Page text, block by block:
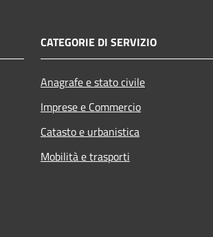
CATEGORIE DI SERVIZIO
Anagrafe e stato civile
Imprese e Commercio
Catasto e urbanistica
Mobilità e trasporti